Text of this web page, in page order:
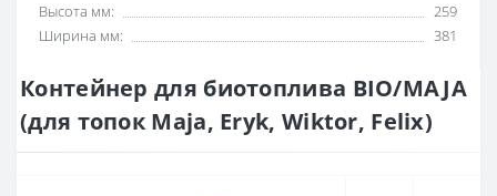
Высота мм:
259
Ширина мм:
381
Контейнер для биотоплива BIO/MAJA
(для топок Maja, Eryk, Wiktor, Felix)